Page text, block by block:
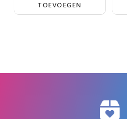
TOEVOEGEN